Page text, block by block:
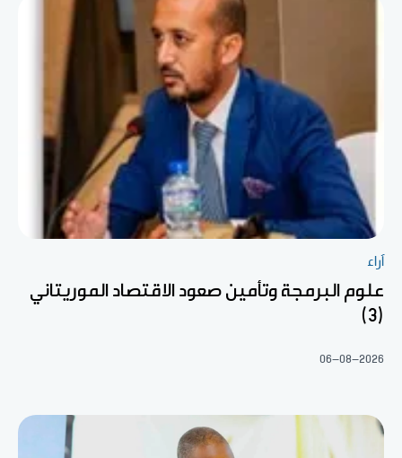
آراء
علوم البرمجة وتأمين صعود الاقتصاد الموريتاني
(3)
06-08-2026